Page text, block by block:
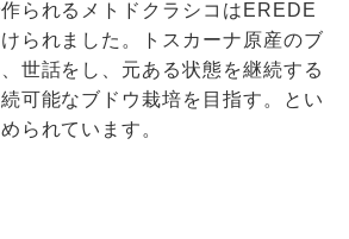
られるメトドクラシコはEREDE
けられました。トスカーナ原産のブ
世話をし、元ある状態を継続する
可能なブドウ栽培を目指す。とい
られています。